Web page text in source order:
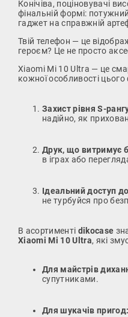
Конічіва, поціновувачі
фінальній формі:
гаджет на справжній
Твій телефон — це
героєм? Це не просто
Xiaomi Mi 10 Ultra — це
кожної особливості
Захист рівня S-
надійно, як
Друк, що витримує
в іграх або
Ідеальний доступ
не турбуйся про
В асортименті dikocase
Xiaomi Mi 10 Ultra, які
Для майстрів
супутниками.
Для шукачів пригод: